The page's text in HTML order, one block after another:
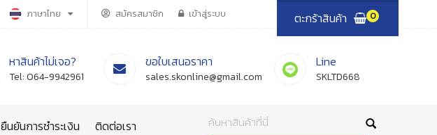
ตะกร้าสินค้า 0
เข้าสู่ระบบ
สมัครสมาชิก
ภาษาไทย
หาสินค้าไม่เจอ?
Tel:064-9942961
ขอใบเสนอราคา
sales.skonline@gmail.com
Line
SKLTD668
ค้นหาสินค้าที่นี่
ยืนยันการชำระเงิน ติดต่อเรา